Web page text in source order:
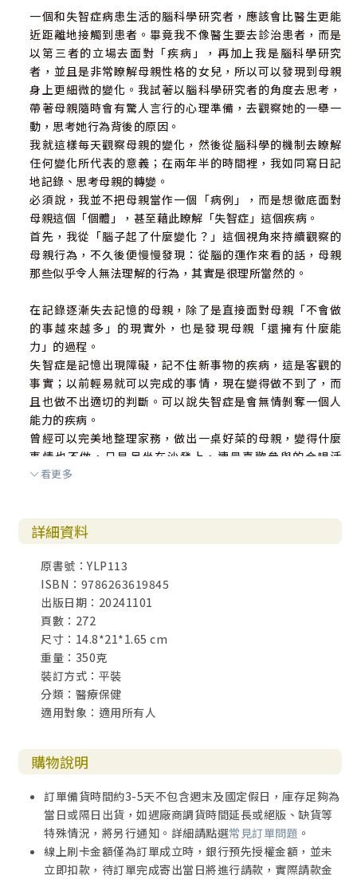
原來失智的世界還有這麼多我們不知道的地方。」
✽「從腦科學家的立場來看失智症者的問題行動，並從女兒
的身分來觀看母親的改變，裡面翻轉了很多我們對失智者的
理解……這正是本書價值的真正所在。」
✽「本書從家人的觀點來敘述，所舉的事例很容易理解，也
很容易閱讀。對我來說，這是一本很重要的書。」
✽「易讀、易懂，能夠幫助我們理解失智症者。為了學習理
解失智症者，這本書我已讀了兩遍。」
✽「在圖書館看了這本書後，想更深入地知道內容，所以買
了書。它不僅能提供我們有意義的參考案例，也是一本充滿
感情的生活記錄，實用又好看。」
✽「對於家有失智症母親的我來說，這是一本能消除成見和
誤解的書。我認為它也是一本人人必讀之作！」
．變得不認識「家人」或「自己」，是什麼情景？
．喪失認知能力後，還剩下什麼？
．失智症患者對自己的狀態有什麼感覺？
．阿茲海默型失智者的社會感受性
．失智的康德
第五章：情感本身就是一種感知
．確診兩年半後的母親
．情感在腦科學中的作用
．情緒記憶容易被留下
．控制情緒的杏仁核一旦受損，就無法進行有意識的判斷
．理性來自情感
．是什麼讓「蘇菲的選擇」成為可能
．認知失調
．無意識的「看」，是「盲視」
．阿茲海默症患者能自己判斷是否做胃造口手術嗎？
．蜜蜂百分之八十的正確率意味著什麼？
．情感也是一種智能的表現
．情感能力，就是對應人事物的能力
．對一件事情有很多情緒，是正常的
．豐富的情感會刺激大腦皮質
．情感塑造一個人的「特質」
一個和失智症病患生活的腦科學研究者，應該會比醫生更能
近距離地接觸到患者。畢竟我不像醫生要去診治患者，而是
以第三者的立場去面對「疾病」，再加上我是腦科學研究
者，並且是非常瞭解母親性格的女兒，所以可以發現到母親
身上更細微的變化。我試著以腦科學研究者的角度去思考，
帶著母親隨時會有驚人言行的心理準備，去觀察她的一舉一
動，思考她行為背後的原因。
我就這樣每天觀察母親的變化，然後從腦科學的機制去瞭解
任何變化所代表的意義；在兩年半的時間裡，我如同寫日記
地記錄、思考母親的轉變。
必須說，我並不把母親當作一個「病例」，而是想徹底面對
母親這個「個體」，甚至藉此瞭解「失智症」這個疾病。
首先，我從「腦子起了什麼變化？」這個視角來持續觀察的
母親行為，不久後便慢慢發現：從腦的運作來看的話，母親
那些似乎令人無法理解的行為，其實是很理所當然的。
在記錄逐漸失去記憶的母親，除了是直接面對母親「不會做
的事越來越多」的現實外，也是發現母親「還擁有什麼能
力」的過程。
失智症是記憶出現障礙，記不住新事物的疾病，這是客觀的
事實；以前輕易就可以完成的事情，現在變得做不到了，而
且也做不出適切的判斷。可以說失智症是會無情剝奪一個人
能力的疾病。
曾經可以完美地整理家務，做出一桌好菜的母親，變得什麼
事情也不做，只是呆坐在沙發上，連最喜歡參與的合唱活
動，也不去了。
還是可以看到母親未曾改變的一面。
然後，我開始思考母親的「本質」是什麼？其實，這就是問
題的所在。
一個人失去記憶前能做到的事，現在變得做不到，那他的本
質就改變了嗎？
這麼說來，一個人的本質，難道是由記憶能力造就而來的？
我長年研究腦的功能，尤其專注於情感方面的研究。關於失
智症對患者「本質」的影響，也就在母親病情的發展中獲得
意想不到的觀察機會。
失智症惡化的速度十分緩慢，失憶的過程也是徐徐前進，所
及思考那些變化的成因。
不過我想在此先說的是，母親雖然失智了，但她的「母性本
質」並沒有受到損壞。也就是說，失智症並不是會讓人喪失
「本質」的病症。
看更多
詳細資料
原書號：YLP113
ISBN：9786263619845
出版日期：20241101
頁數：272
尺寸：14.8*21*1.65 cm
重量：350克
裝訂方式：平裝
分類：醫療保健
適用對象：適用所有人
購物說明
訂單備貨時間約3-5天不包含週末及國定假日，庫存足夠為
當日或隔日出貨，如遇廠商調貨時間延長或絕版、缺貨等
特殊情況，將另行通知。詳細請點選常見訂單問題 。
線上刷卡金額僅為訂單成立時，銀行預先授權金額，並未
立即扣款，待訂單完成寄出當日將進行請款，實際請款金